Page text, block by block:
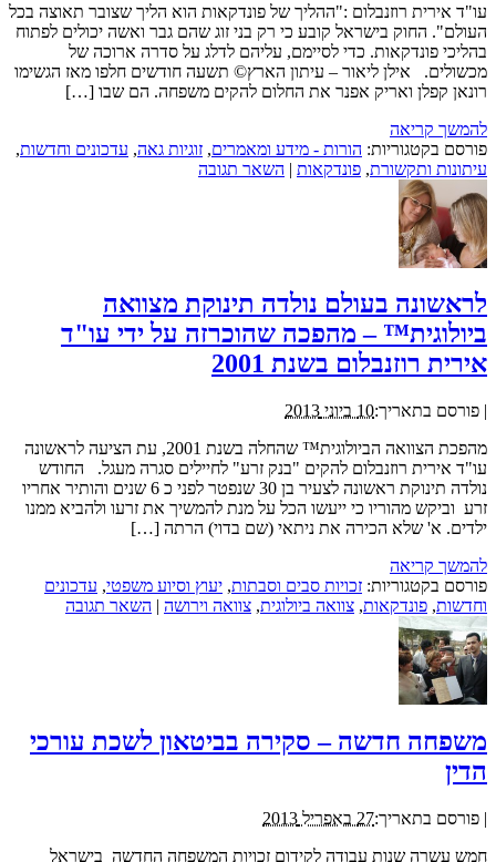
עו"ד אירית רוזנבלום :"ההליך של פונדקאות הוא הליך שצובר תאוצה בכל
העולם". החוק בישראל קובע כי רק בני זוג שהם גבר ואשה יכולים לפתוח
בהליכי פונדקאות. כדי לסיימם, עליהם לדלג על סדרה ארוכה של
מכשולים. אילן ליאור – עיתון הארץ© תשעה חודשים חלפו מאז הגשימו
רונאן קפלן ואריק אפנר את החלום להקים משפחה. הם שבו […]
להמשך קריאה
פורסם בקטגוריות: הורות - מידע ומאמרים, זוגיות גאה, עדכונים וחדשות,
עיתונות ותקשורת, פונדקאות | השאר תגובה
לראשונה בעולם נולדה תינוקת מצוואה
ביולוגית™ – מהפכה שהוכרזה על ידי עו"ד
אירית רוזנבלום בשנת 2001
| פורסם בתאריך:10 ביוני 2013
מהפכת הצוואה הביולוגית™ שהחלה בשנת 2001, עת הציעה לראשונה
עו"ד אירית רוזנבלום להקים "בנק זרע" לחיילים סגרה מעגל. החודש
נולדה תינוקת ראשונה לצעיר בן 30 שנפטר לפני כ 6 שנים והותיר אחריו
זרע וביקש מהוריו כי ייעשו הכל על מנת להמשיך את זרעו ולהביא ממנו
ילדים. א' שלא הכירה את ניתאי (שם בדוי) הרתה […]
להמשך קריאה
פורסם בקטגוריות: זכויות סבים וסבתות, יעוץ וסיוע משפטי, עדכונים
וחדשות, פונדקאות, צוואה ביולוגית, צוואה וירושה | השאר תגובה
משפחה חדשה – סקירה בביטאון לשכת עורכי
הדין
| פורסם בתאריך:27 באפריל 2013
חמש עשרה שנות עבודה לקידום זכויות המשפחה החדשה בישראל